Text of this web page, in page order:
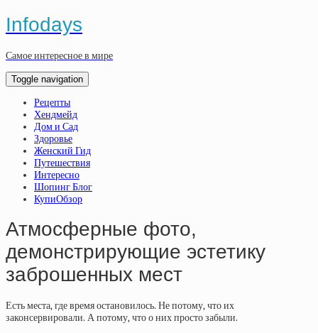
Infodays
Самое интересное в мире
Toggle navigation
Рецепты
Хендмейд
Дом и Сад
Здоровье
Женский Гид
Путешествия
Интересно
Шопинг Блог
КупиОбзор
Атмосферные фото,
демонстрирующие эстетику
заброшенных мест
Есть места, где время остановилось. Не потому, что их
законсервировали. А потому, что о них просто забыли.